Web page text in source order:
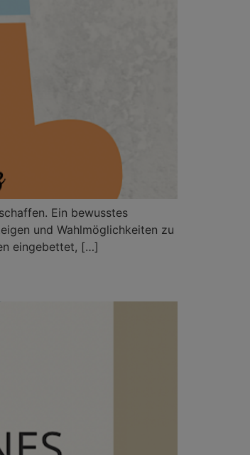
Ein bewusstes
und Wahlmöglichkeiten zu
eingebettet, […]